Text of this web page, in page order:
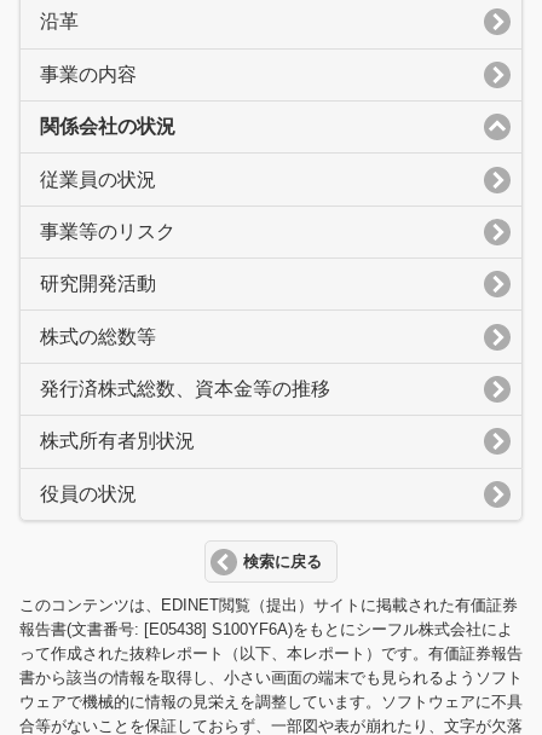
沿革
事業の内容
関係会社の状況
従業員の状況
事業等のリスク
研究開発活動
株式の総数等
発行済株式総数、資本金等の推移
株式所有者別状況
役員の状況
検索に戻る
このコンテンツは、EDINET閲覧（提出）サイトに掲載された有価証券
報告書(文書番号: [E05438] S100YF6A)をもとにシーフル株式会社によ
って作成された抜粋レポート（以下、本レポート）です。有価証券報告
書から該当の情報を取得し、小さい画面の端末でも見られるようソフト
ウェアで機械的に情報の見栄えを調整しています。ソフトウェアに不具
合等がないことを保証しておらず、一部図や表が崩れたり、文字が欠落